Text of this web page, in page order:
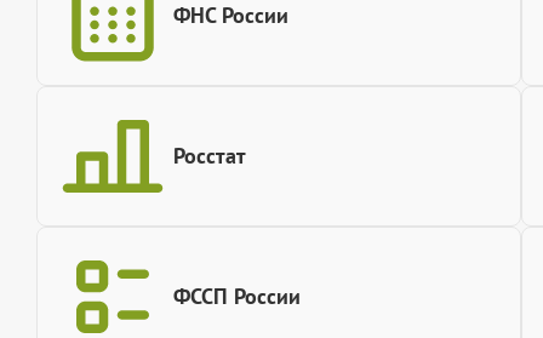
ФНС России
Росстат
ФССП России